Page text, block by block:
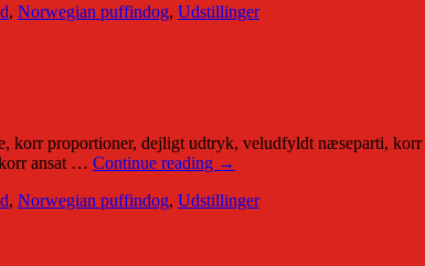
, Norwegian puffindog, Udstillinger
proportioner, dejligt udtryk, veludfyldt næseparti,
ansat … Continue reading →
, Norwegian puffindog, Udstillinger